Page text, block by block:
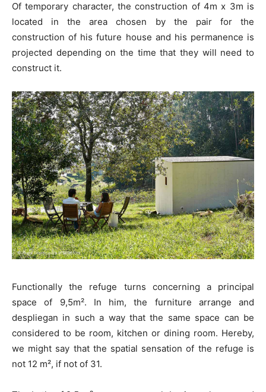
Of temporary character, the construction of 4m x 3m is
located in the area chosen by the pair for the
construction of his future house and his permanence is
projected depending on the time that they will need to
construct it.
Functionally the refuge turns concerning a principal
space of 9,5m². In him, the furniture arrange and
despliegan in such a way that the same space can be
considered to be room, kitchen or dining room. Hereby,
we might say that the spatial sensation of the refuge is
not 12 m², if not of 31.